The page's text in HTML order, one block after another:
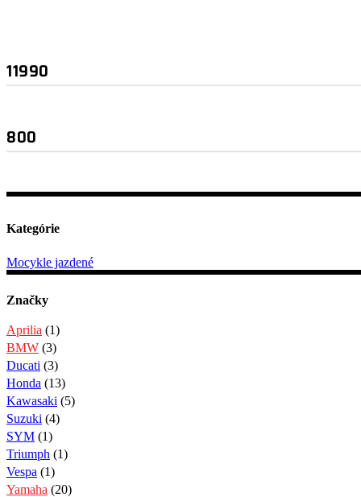
Minimálna
Maximálna
Kategórie
Mocykle jazdené
Značky
Aprilia (1)
BMW (3)
Ducati (3)
Honda (13)
Kawasaki (5)
Suzuki (4)
SYM (1)
Triumph (1)
Vespa (1)
Yamaha (20)